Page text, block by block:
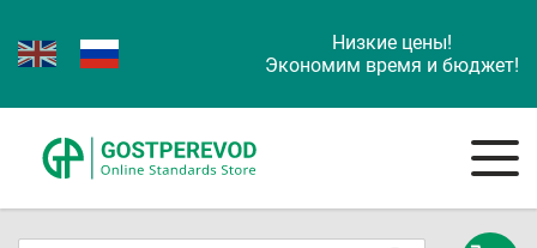
Низкие цены!
Экономим время и бюджет!